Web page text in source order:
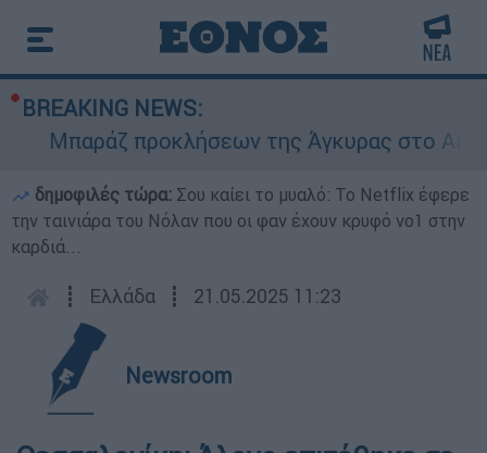
BREAKING NEWS:
Μπαράζ προκλήσεων της Άγκυρας στο
δημοφιλές τώρα: Σου καίει το μυαλό: Το Netflix έφερε
την ταινιάρα του Νόλαν που οι φαν έχουν κρυφό νο1 στην
καρδιά...
┋ Ελλάδα ┋ 21.05.2025 11:23
Newsroom